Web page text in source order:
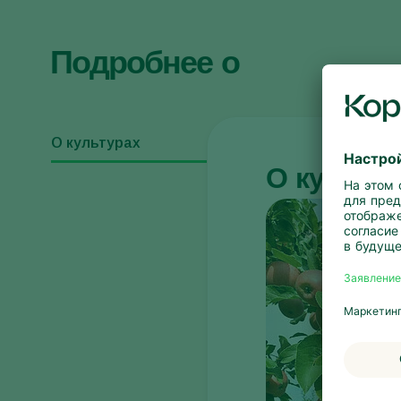
Подробнее о
О культурах
О